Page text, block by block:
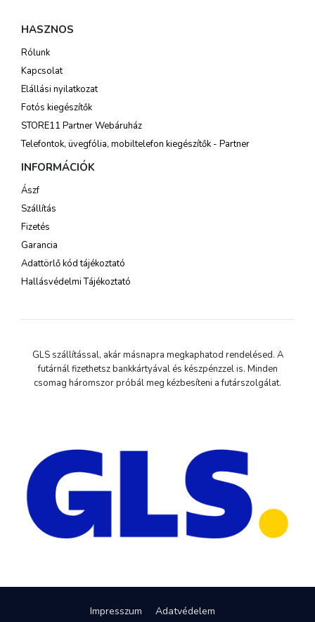
HASZNOS
Rólunk
Kapcsolat
Elállási nyilatkozat
Fotós kiegészítők
STORE11 Partner Webáruház
Telefontok, üvegfólia, mobiltelefon kiegészítők - Partner
INFORMÁCIÓK
Ászf
Szállítás
Fizetés
Garancia
Adattörlő kód tájékoztató
Hallásvédelmi Tájékoztató
GLS szállítással, akár másnapra megkaphatod rendelésed. A
futárnál fizethetsz bankkártyával és készpénzzel is. Minden
csomag háromszor próbál meg kézbesíteni a futárszolgálat.
Impresszum Adatvédelem